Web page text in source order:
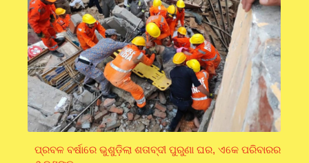
ପ୍ରବଳ ବର୍ଷାରେ ଭୁଶୁଡ଼ିଲା ଶତାବ୍ଦୀ ପୁରୁଣା ଘର, ଏକେ ପରିବାରର